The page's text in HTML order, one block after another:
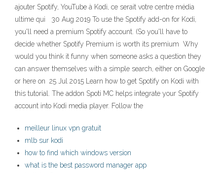
ajouter Spotify, YouTube à Kodi, ce serait votre centre média
ultime qui 30 Aug 2019 To use the Spotify add-on for Kodi,
you'll need a premium Spotify account. (So you'll have to
decide whether Spotify Premium is worth its premium Why
would you think it funny when someone asks a question they
can answer themselves with a simple search, either on Google
or here on 25 Jul 2015 Learn how to get Spotify on Kodi with
this tutorial. The addon Spoti MC helps integrate your Spotify
account into Kodi media player. Follow the
meilleur linux vpn gratuit
mlb sur kodi
how to find which windows version
what is the best password manager app